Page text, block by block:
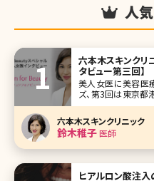
人
六本木スキンクリ
タビュー第三回】
美人女医に美容医
ズ、第3回は東京都
子（わかこ）院長で
に開業して六本木に
し、独自にブレンド
目指した経緯、美容
六本木スキンクリニック
鈴木稚子医師
ヒアルロン酸注